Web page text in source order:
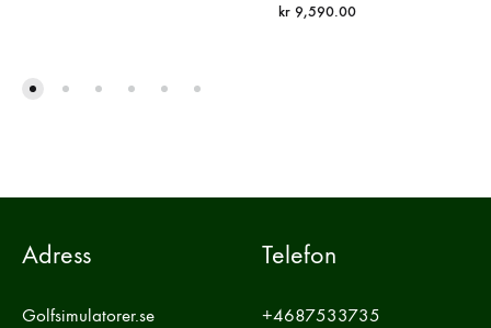
kr 9,590.00
Adress
Golfsimulatorer.se
Telefon
+4687533735